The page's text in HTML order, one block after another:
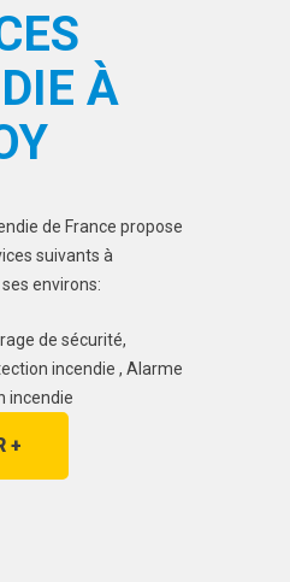
À
de France propose
suivants à
environs:
de sécurité,
incendie , Alarme
incendie
+